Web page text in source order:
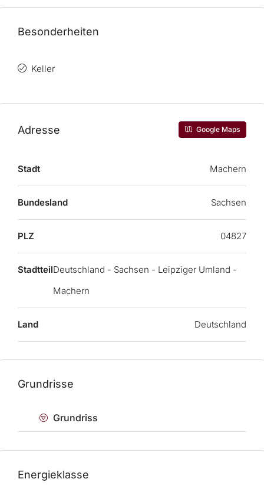
Besonderheiten
Keller
Adresse Google Maps
Stadt Machern
Bundesland Sachsen
PLZ 04827
StadtteilDeutschland - Sachsen - Leipziger Umland -
Machern
Land Deutschland
Grundrisse
Grundriss
Energieklasse